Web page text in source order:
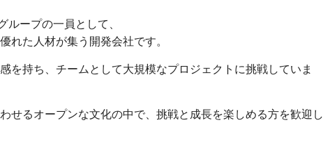
ループの一員として、
れた人材が集う開発会社です。
を持ち、チームとして大規模なプロジェクトに挑戦していま
せるオープンな文化の中で、挑戦と成長を楽しめる方を歓迎し